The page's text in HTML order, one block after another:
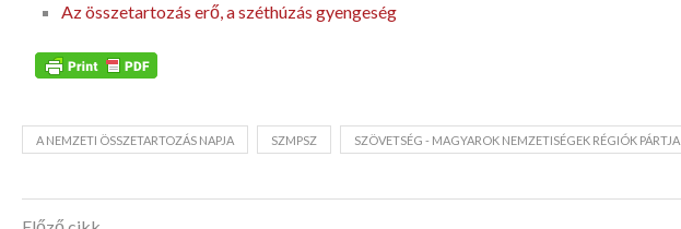
Az összetartozás erő, a széthúzás gyengeség
A NEMZETI ÖSSZETARTOZÁS NAPJA SZMPSZ SZÖVETSÉG - MAGYAROK NEMZETISÉGEK RÉGIÓK PÁRTJA